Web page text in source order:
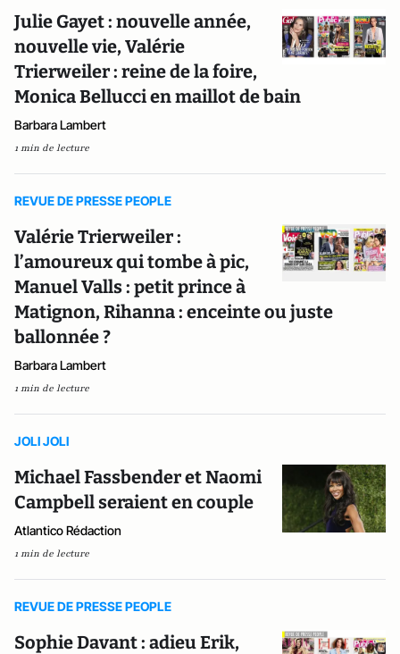
Julie Gayet : nouvelle année,
nouvelle vie, Valérie
Trierweiler : reine de la foire,
Monica Bellucci en maillot de bain
Barbara Lambert
1 min de lecture
REVUE DE PRESSE PEOPLE
Valérie Trierweiler :
l’amoureux qui tombe à pic,
Manuel Valls : petit prince à
Matignon, Rihanna : enceinte ou juste
ballonnée ?
Barbara Lambert
1 min de lecture
JOLI JOLI
Michael Fassbender et Naomi
Campbell seraient en couple
Atlantico Rédaction
1 min de lecture
REVUE DE PRESSE PEOPLE
Sophie Davant : adieu Erik,